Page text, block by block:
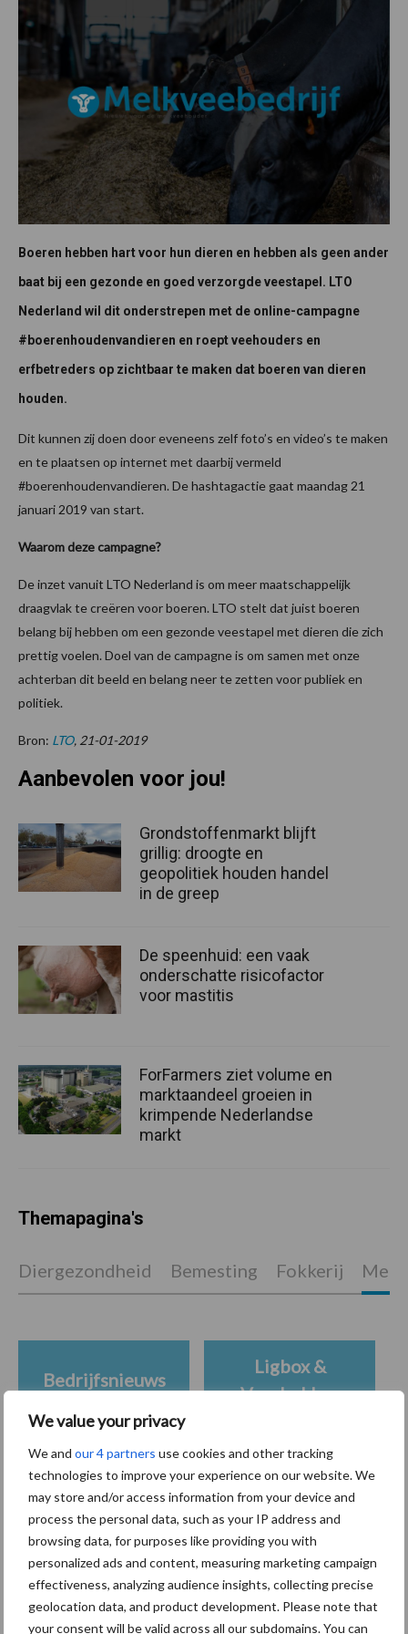
We value your privacy
We and our 4 partners use cookies and other tracking
technologies to improve your experience on our website. We
may store and/or access information from your device and
process the personal data, such as your IP address and
browsing data, for purposes like providing you with
personalized ads and content, measuring marketing campaign
effectiveness, analyzing audience insights, collecting precise
geolocation data, and product development. Please note that
your consent will be valid across all our subdomains. You can
Boeren hebben hart voor hun dieren en hebben als geen ander
baat bij een gezonde en goed verzorgde veestapel. LTO
Nederland wil dit onderstrepen met de online-campagne
#boerenhoudenvandieren en roept veehouders en
erfbetreders op zichtbaar te maken dat boeren van dieren
houden.
Dit kunnen zij doen door eveneens zelf foto’s en video’s te maken
en te plaatsen op internet met daarbij vermeld
#boerenhoudenvandieren. De hashtagactie gaat maandag 21
januari 2019 van start.
Waarom deze campagne?
De inzet vanuit LTO Nederland is om meer maatschappelijk
draagvlak te creëren voor boeren. LTO stelt dat juist boeren
belang bij hebben om een gezonde veestapel met dieren die zich
prettig voelen. Doel van de campagne is om samen met onze
achterban dit beeld en belang neer te zetten voor publiek en
politiek.
Bron: LTO, 21-01-2019
Primaire
Sidebar
Recent nieuws Partner nieuws
Aanbevolen voor jou!
Grondstoffenmarkt blijft
grillig: droogte en
geopolitiek houden handel
in de greep
De speenhuid: een vaak
onderschatte risicofactor
voor mastitis
ForFarmers ziet volume en
marktaandeel groeien in
krimpende Nederlandse
markt
Themapagina's
Diergezondheid Bemesting Fokkerij
Bedrijfsnieuws
Ligbox &
Voerhekken
Toon meer